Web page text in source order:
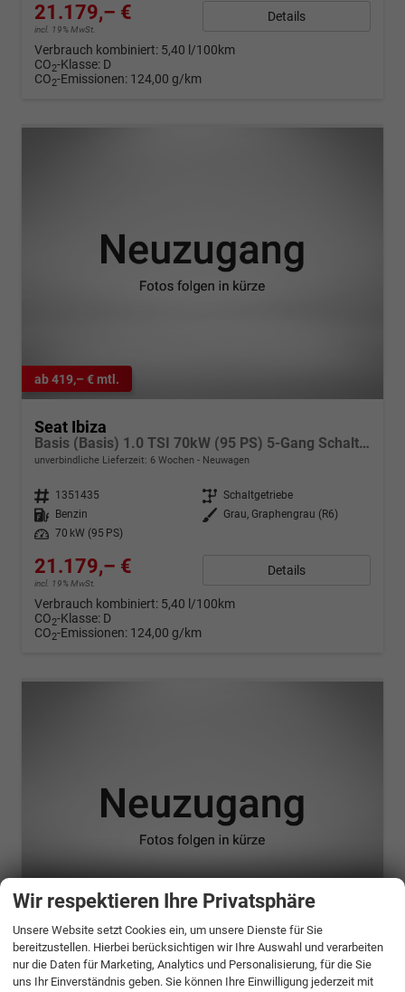
21.179,– €
incl. 19% MwSt.
Details
Verbrauch kombiniert: 5,40 l/100km
CO2-Klasse: D
CO2-Emissionen: 124,00 g/km
ab 419,– € mtl.
Seat Ibiza
Basis (Basis) 1.0 TSI 70kW (95 PS) 5-Gang Schaltgetriebe
unverbindliche Lieferzeit: 6 Wochen Neuwagen
Fahrzeugnr. 1351435 Getriebe Schaltgetriebe
Kraftstoff
Benzin Außenfarbe
Grau, Graphengrau (R6)
Leistung
70 kW (95 PS)
21.179,– €
incl. 19% MwSt.
Details
Verbrauch kombiniert: 5,40 l/100km
CO2-Klasse: D
CO2-Emissionen: 124,00 g/km
ab 419,– € mtl.
Seat Ibiza
Wir respektieren Ihre Privatsphäre
Unsere Website setzt Cookies ein, um unsere Dienste für Sie
bereitzustellen. Hierbei berücksichtigen wir Ihre Auswahl und verarbeiten
nur die Daten für Marketing, Analytics und Personalisierung, für die Sie
uns Ihr Einverständnis geben. Sie können Ihre Einwilligung jederzeit mit